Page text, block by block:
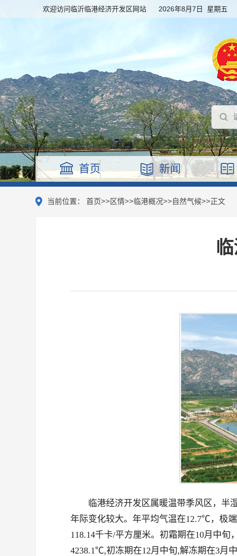
欢迎访问临沂临港经济开发区网站 2026年8月7日 星期五
首页 新闻
当前位置： 首页>>区情>>临港概况>>自然气候>>正文
临港经济开发区属暖温带季风区，半
年际变化较大。年平均气温在12.7℃，极
118.14千卡/平方厘米。初霜期在10月中
4238.1℃,初冻期在12月中旬,解冻期在3月